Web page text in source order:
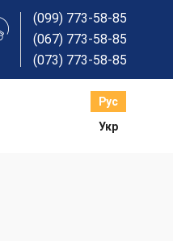
(099) 773-58-85
(067) 773-58-85
(073) 773-58-85
Рус
Укр